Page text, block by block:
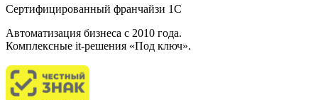
Сертифицированный франчайзи 1С
Автоматизация бизнеса c 2010 года.
Комплексные it-решения «Под ключ».